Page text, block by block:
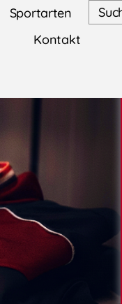
Sportarten
Kontakt